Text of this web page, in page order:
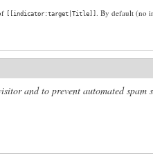
[[indicator:target|Title]]
. By default (no
and to prevent automated spam